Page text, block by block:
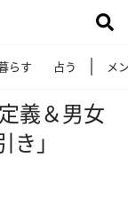
らす 占う メ
義＆男女
」